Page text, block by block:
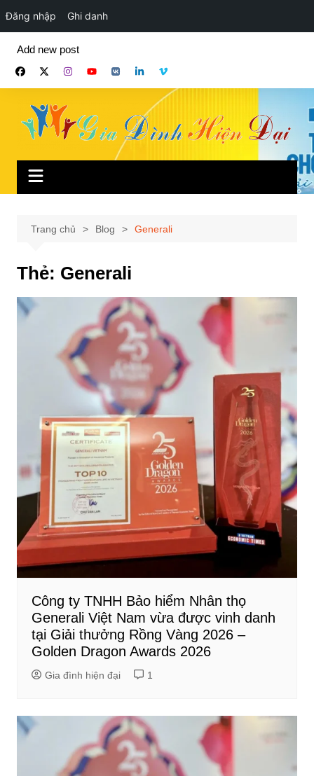
Đăng nhập Ghi danh
phần
Add new post
Trang chủ Blog Generali
Thẻ: Generali
Công ty TNHH Bảo hiểm Nhân thọ
Generali Việt Nam vừa được vinh danh
tại Giải thưởng Rồng Vàng 2026 –
Golden Dragon Awards 2026
Gia đình hiện đại 1